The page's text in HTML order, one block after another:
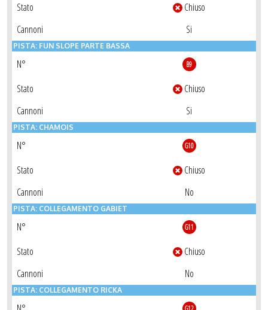
Stato
Chiuso
Cannoni
Si
PISTA: FUN SLOPE PARTE BASSA
N° B9
Stato
Chiuso
Cannoni
Si
PISTA: CHAMOIS
N° G10
Stato
Chiuso
Cannoni
No
PISTA: COLLEGAMENTO GABIET
N° G11
Stato
Chiuso
Cannoni
No
PISTA: COLLEGAMENTO RICKA